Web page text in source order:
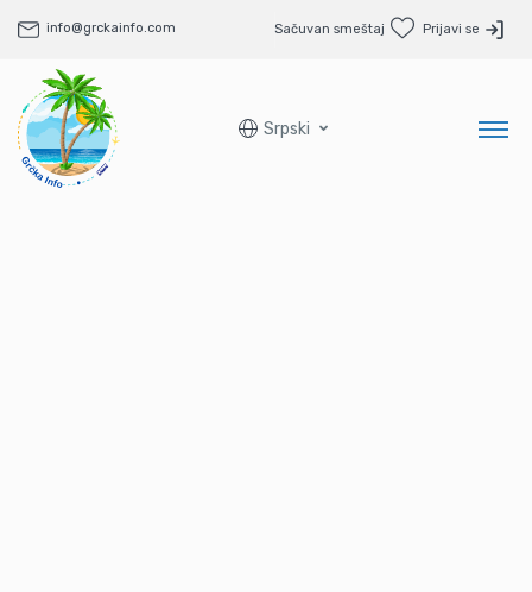
info@grckainfo.com Sačuvan smeštaj Prijavi se
Srpski